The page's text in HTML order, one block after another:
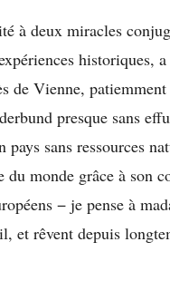
à deux miracles
de Vienne,
presque sans
sans ressources
du monde grâce à son
− je pense à
et rêvent depuis